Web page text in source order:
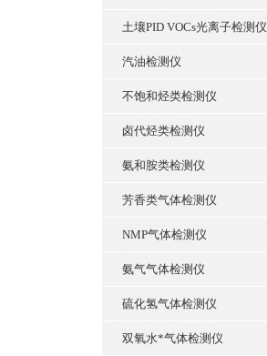
土壤PID VOCs光离子检测仪
汽油检测仪
不饱和烃类检测仪
卤代烃类检测仪
氨和胺类检测仪
芳香类气体检测仪
NMP气体检测仪
氨气气体检测仪
硫化氢气体检测仪
双氧水*气体检测仪